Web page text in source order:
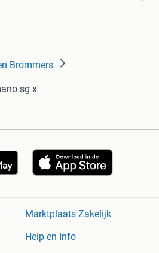
Brommers
sg x'
Marktplaats Zakelijk
Help en Info